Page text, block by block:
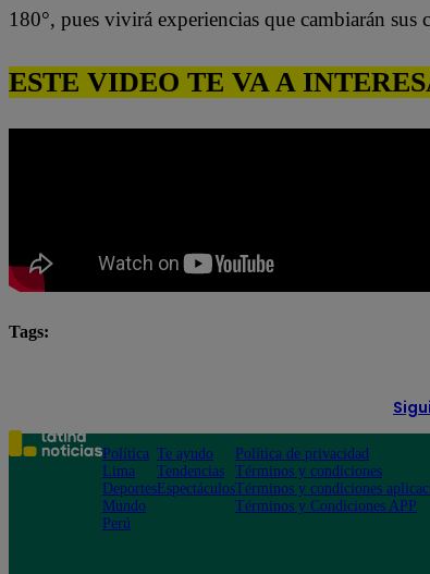
180°, pues vivirá experiencias que cambiarán
ESTE VIDEO TE VA A
Tags:
Política
Lima
Deportes
Mundo
Perú
Te ayudo
Tendencias
Espectáculos
Política de privacidad
Términos y condiciones
Términos y condiciones
Términos y Condiciones APP